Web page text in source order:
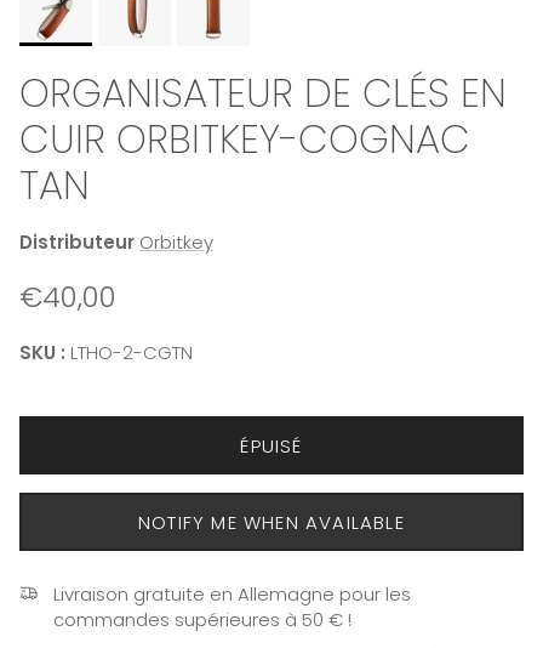
ORGANISATEUR DE CLÉS EN
CUIR ORBITKEY-COGNAC
TAN
Distributeur Orbitkey
Prix habituel
€40,00
SKU : LTHO-2-CGTN
ÉPUISÉ
NOTIFY ME WHEN AVAILABLE
Livraison gratuite en Allemagne pour les
commandes supérieures à 50 € !